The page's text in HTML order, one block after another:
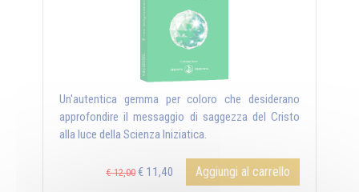
Un'autentica gemma per coloro che desiderano
approfondire il messaggio di saggezza del Cristo
alla luce della Scienza Iniziatica.
€ 12,00 € 11,40 Aggiungi al carrello